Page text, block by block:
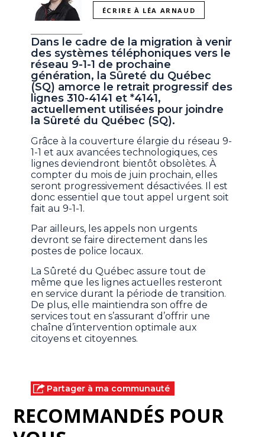
ÉCRIRE À LÉA ARNAUD
Dans le cadre de la migration à venir
des systèmes téléphoniques vers le
réseau 9-1-1 de prochaine
génération, la Sûreté du Québec
(SQ) amorce le retrait progressif des
lignes 310-4141 et *4141,
actuellement utilisées pour joindre
la Sûreté du Québec (SQ).
Grâce à la couverture élargie du réseau 9-
1-1 et aux avancées technologiques, ces
lignes deviendront bientôt obsolètes. À
compter du mois de juin prochain, elles
seront progressivement désactivées. Il est
donc essentiel que tout appel urgent soit
fait au 9-1-1.
Par ailleurs, les appels non urgents
devront se faire directement dans les
postes de police locaux.
La Sûreté du Québec assure tout de
même que les lignes actuelles resteront
en service durant la période de transition.
De plus, elle maintiendra son offre de
services tout en s’assurant d’offrir une
chaîne d’intervention optimale aux
citoyens et citoyennes.
Partager à ma communauté
RECOMMANDÉS POUR